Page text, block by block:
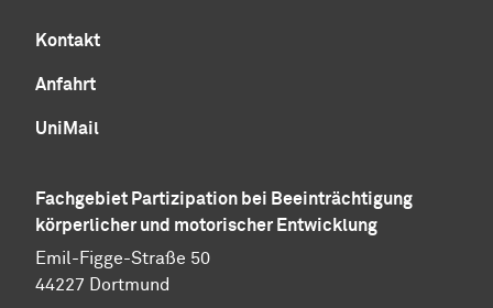
Kontakt
Anfahrt
UniMail
Fachgebiet Partizipation bei Beeinträchtigung
körperlicher und motorischer Entwicklung
Emil-Figge-Straße 50
44227 Dortmund